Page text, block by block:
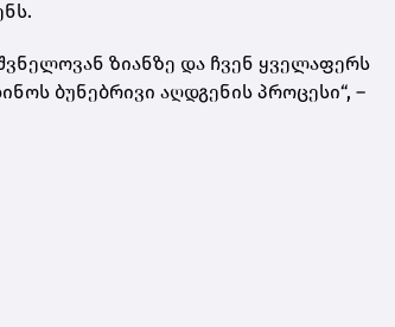
ზიანზე და ჩვენ ყველაფერს
ბუნებრივი აღდგენის პროცესი“, –